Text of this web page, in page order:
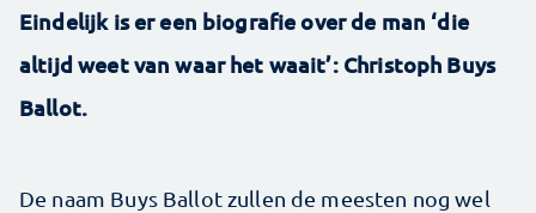
Eindelijk is er een biografie over de man ‘die
altijd weet van waar het waait’: Christoph Buys
Ballot.
De naam Buys Ballot zullen de meesten nog wel